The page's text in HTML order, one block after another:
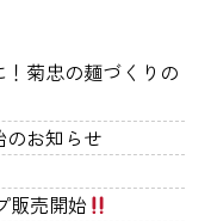
！菊忠の麺づくりの
のお知らせ
販売開始